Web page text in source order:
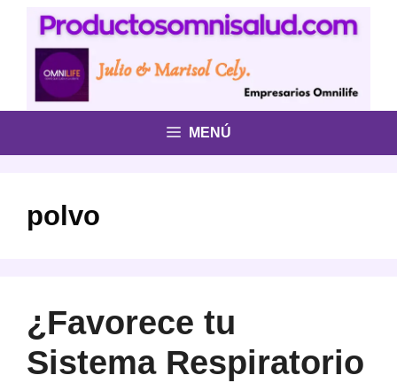
Saltar
contenido
MENÚ
polvo
¿Favorece tu
Sistema Respiratorio